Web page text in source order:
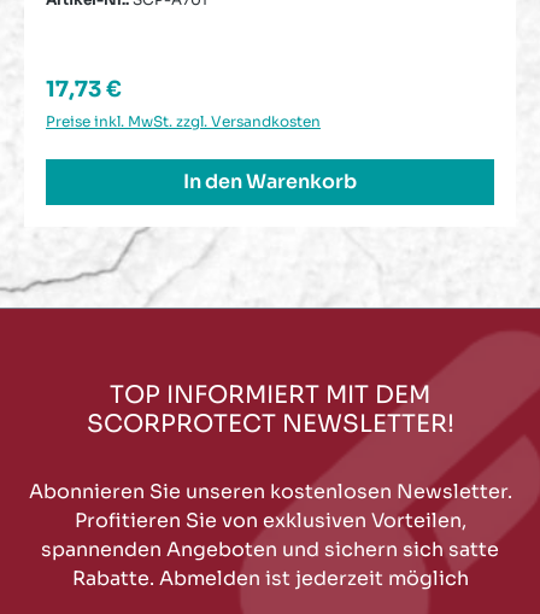
Regulärer Preis:
17,73 €
Preise inkl. MwSt. zzgl. Versandkosten
In den Warenkorb
TOP INFORMIERT MIT DEM
SCORPROTECT NEWSLETTER!
Abonnieren Sie unseren kostenlosen Newsletter.
Profitieren Sie von exklusiven Vorteilen,
spannenden Angeboten und sichern sich satte
Rabatte. Abmelden ist jederzeit möglich